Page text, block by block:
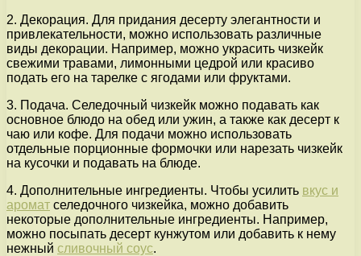
2. Декорация. Для придания десерту элегантности и
привлекательности, можно использовать различные
виды декорации. Например, можно украсить чизкейк
свежими травами, лимонными цедрой или красиво
подать его на тарелке с ягодами или фруктами.
3. Подача. Селедочный чизкейк можно подавать как
основное блюдо на обед или ужин, а также как десерт к
чаю или кофе. Для подачи можно использовать
отдельные порционные формочки или нарезать чизкейк
на кусочки и подавать на блюде.
4. Дополнительные ингредиенты. Чтобы усилить вкус и
аромат селедочного чизкейка, можно добавить
некоторые дополнительные ингредиенты. Например,
можно посыпать десерт кунжутом или добавить к нему
нежный сливочный соус.